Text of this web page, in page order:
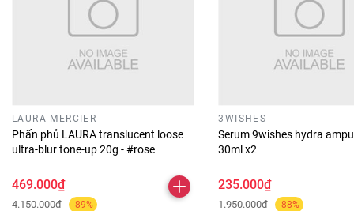
LAURA MERCIER
Phấn phủ LAURA translucent loose
ultra-blur tone-up 20g - #rose
469.000₫
4.150.000₫ -89%
3WISHES
Serum 9wishes hydra
30ml x2
235.000₫
1.950.000₫ -88%